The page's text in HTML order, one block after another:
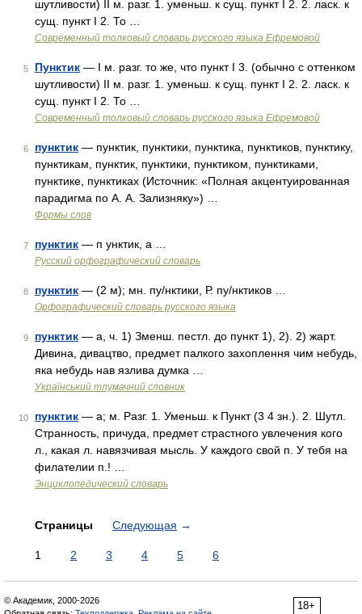
шутливости) II м. разг. 1. уменьш. к сущ. пункт I 2. 2. ласк. к
сущ. пункт I 2. То …
Современный толковый словарь русского языка Ефремовой
5 Пунктик — I м. разг. то же, что пункт I 3. (обычно с оттенком
шутливости) II м. разг. 1. уменьш. к сущ. пункт I 2. 2. ласк. к
сущ. пункт I 2. То …
Современный толковый словарь русского языка Ефремовой
6 пунктик — пунктик, пунктики, пунктика, пунктиков, пунктику,
пунктикам, пунктик, пунктики, пунктиком, пунктиками,
пунктике, пунктиках (Источник: «Полная акцентуированная
парадигма по А. А. Зализняку») …
Формы слов
7 пунктик — п унктик, а …
Русский орфографический словарь
8 пунктик — (2 м); мн. пу/нктики, Р. пу/нктиков …
Орфографический словарь русского языка
9 пунктик — а, ч. 1) Зменш. пестл. до пункт 1), 2). 2) жарт.
Дивина, дивацтво, предмет палкого захоплення чим небудь,
яка небудь нав язлива думка …
Український тлумачний словник
10 пунктик — а; м. Разг. 1. Уменьш. к Пункт (3 4 зн.). 2. Шутл.
Странность, причуда, предмет страстного увлечения кого
л., какая л. навязчивая мысль. У каждого свой п. У тебя на
филателии п.! …
Энциклопедический словарь
Страницы Следующая →
1 2 3 4 5 6
18+
© Академик, 2000-2026